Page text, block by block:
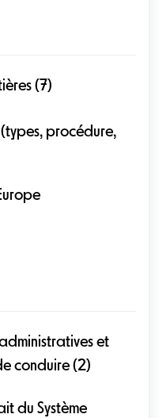
(7)
procédure,
et
conduire (2)
du Système